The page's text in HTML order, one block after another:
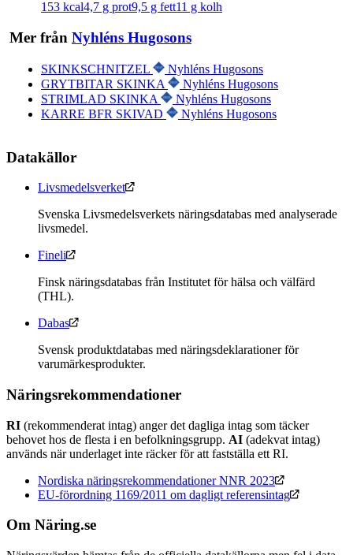
153 kcal4,7 g prot9,5 g fett11 g kolh
Mer från Nyhléns Hugosons
SKINKSCHNITZEL
Nyhléns Hugosons
GRYTBITAR SKINKA
Nyhléns Hugosons
STRIMLAD SKINKA
Nyhléns Hugosons
KARRE BFR SKIVAD
Nyhléns Hugosons
Datakällor
Livsmedelsverket
Svenska Livsmedelsverkets näringsdatabas med analyserade
livsmedel.
Fineli
Finsk näringsdatabas från Institutet för hälsa och välfärd
(THL).
Dabas
Svensk produktdatabas med näringsdeklarationer för
varumärkesprodukter.
Näringsrekommendationer
RI (rekommenderat intag) anger det dagliga intag som täcker
behovet hos de flesta i en befolkningsgrupp. AI (adekvat intag)
används när underlaget inte räcker för att fastställa ett RI.
Nordiska näringsrekommendationer NNR 2023
EU-förordning 1169/2011 om dagligt referensintag
Om Näring.se